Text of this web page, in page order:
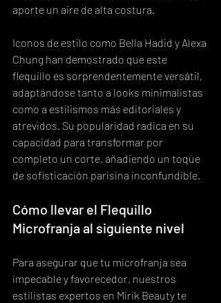
aporte un aire de alta costura.
Iconos de estilo como Bella Hadid y Alexa
Chung han demostrado que este
flequillo es sorprendentemente versátil,
adaptándose tanto a looks minimalistas
como a estilismos más editoriales y
atrevidos. Su popularidad radica en su
capacidad para transformar por
completo un corte, añadiendo un toque
de sofisticación parisina inconfundible.
Cómo llevar el Flequillo
Microfranja al siguiente nivel
Para asegurar que tu microfranja sea
impecable y favorecedor, nuestros
estilistas expertos en Mirik Beauty te